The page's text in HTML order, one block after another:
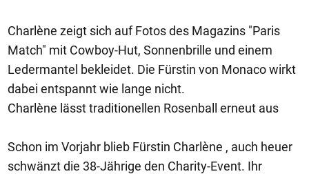
Charlène zeigt sich auf Fotos des Magazins "Paris
Match" mit Cowboy-Hut, Sonnenbrille und einem
Ledermantel bekleidet. Die Fürstin von Monaco wirkt
dabei entspannt wie lange nicht.
Charlène lässt traditionellen Rosenball erneut aus
Schon im Vorjahr blieb Fürstin Charlène , auch heuer
schwänzt die 38-Jährige den Charity-Event. Ihr